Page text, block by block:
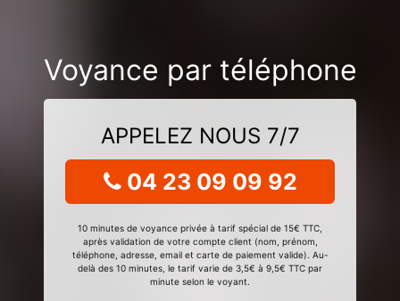
Voyance par téléphone
APPELEZ NOUS 7/7
04 23 09 09 92
10 minutes de voyance privée à tarif spécial de 15€ TTC,
après validation de votre compte client (nom, prénom,
téléphone, adresse, email et carte de paiement valide). Au-
delà des 10 minutes, le tarif varie de 3,5€ à 9,5€ TTC par
minute selon le voyant.